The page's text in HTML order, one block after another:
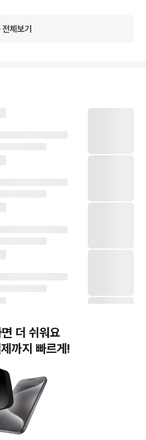
체보기
적고지
사자가 아닙니다. 전자상거래 등에서의
㈜의 약관에 따라 상품, 상품정보, 거래에 관한 책임은
로 회원간 거래에 대하여 책임을 지지 않습니다.
더 쉬워요
까지 빠르게!